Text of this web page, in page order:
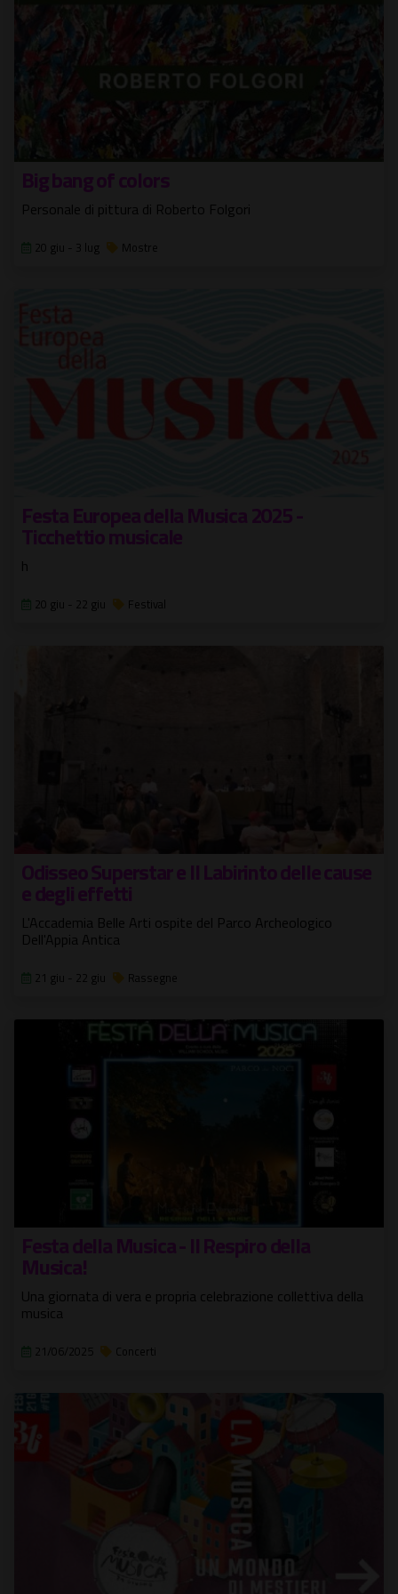
Big bang of colors
Personale di pittura di Roberto Folgori
20 giu - 3 lug Mostre
Festa Europea della Musica 2025 -
Ticchettio musicale
h
20 giu - 22 giu Festival
Odisseo Superstar e Il Labirinto delle cause
e degli effetti
L'Accademia Belle Arti ospite del Parco Archeologico
Dell'Appia Antica
21 giu - 22 giu Rassegne
Festa della Musica - Il Respiro della
Musica!
Una giornata di vera e propria celebrazione collettiva della
musica
21/06/2025 Concerti